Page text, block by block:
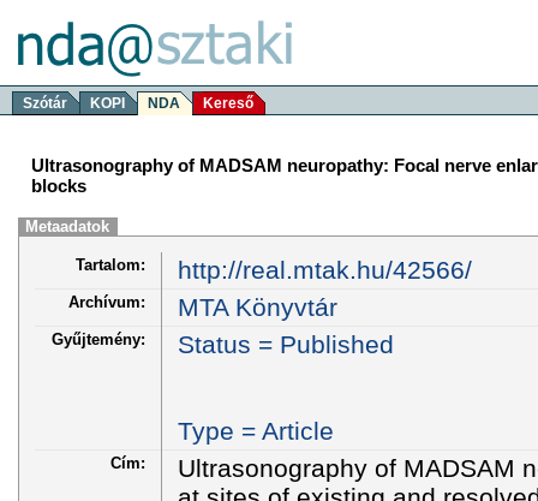
Szótár KOPI NDA Kereső
Ultrasonography of MADSAM neuropathy: Focal nerve
blocks
Metaadatok
Tartalom: http://real.mtak.hu/42566/
Archívum: MTA Könyvtár
Gyűjtemény: Status = Published
Type = Article
Cím:
Ultrasonography of MADSAM